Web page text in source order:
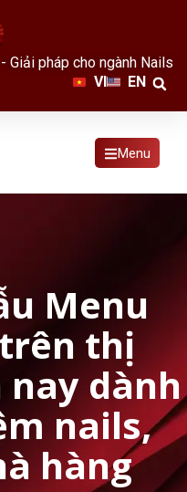
Giải pháp cho ngành Nails
VI
EN
Menu
Menu
thị
dành
nails,
hàng